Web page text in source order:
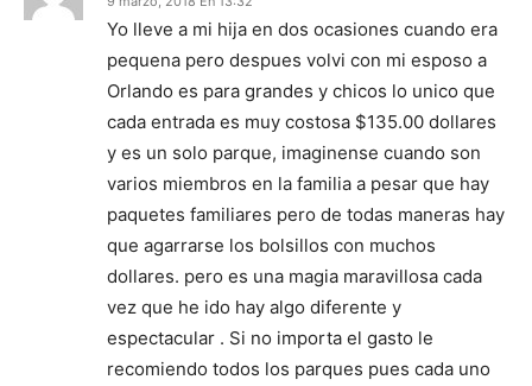
Yo lleve a mi hija en dos ocasiones cuando era
pequena pero despues volvi con mi esposo a
Orlando es para grandes y chicos lo unico que
cada entrada es muy costosa $135.00 dollares
y es un solo parque, imaginense cuando son
varios miembros en la familia a pesar que hay
paquetes familiares pero de todas maneras hay
que agarrarse los bolsillos con muchos
dollares. pero es una magia maravillosa cada
vez que he ido hay algo diferente y
espectacular . Si no importa el gasto le
recomiendo todos los parques pues cada uno